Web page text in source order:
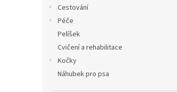
Cestování
Péče
Pelíšek
Cvičení a rehabilitace
Kočky
Náhubek pro psa